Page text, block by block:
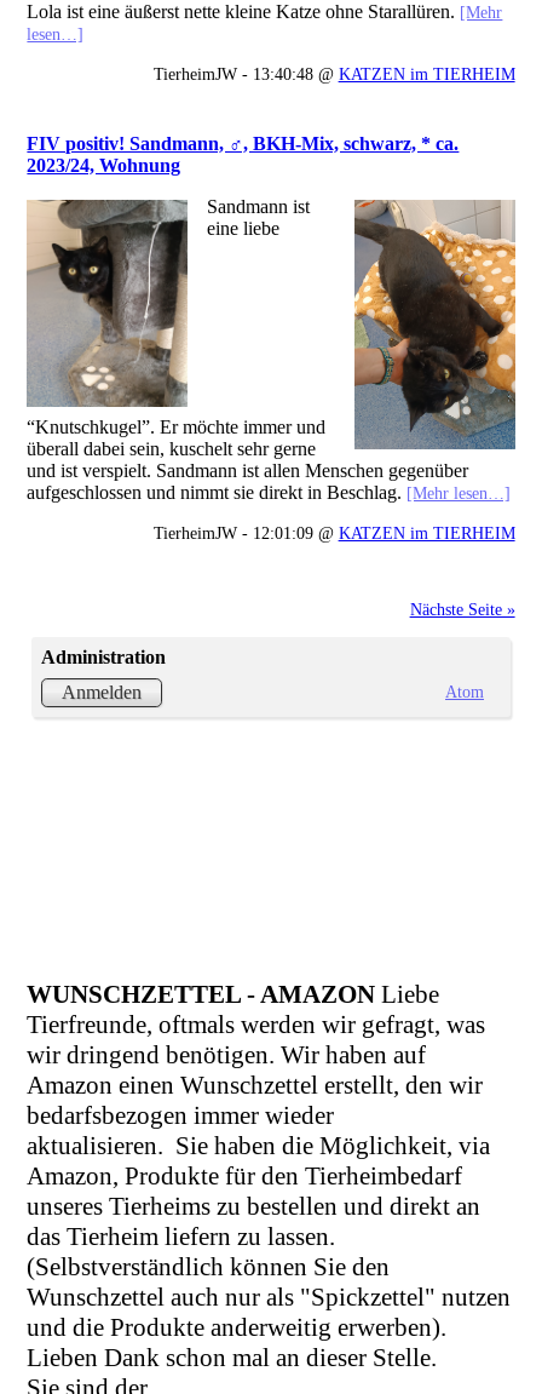
Lola ist eine äußerst nette kleine Katze ohne Starallüren. [Mehr
lesen…]
TierheimJW - 13:40:48 @ KATZEN im TIERHEIM
FIV positiv! Sandmann, ♂, BKH-Mix, schwarz, * ca.
2023/24, Wohnung
Sandmann ist
eine liebe
“Knutschkugel”. Er möchte immer und
überall dabei sein, kuschelt sehr gerne
und ist verspielt. Sandmann ist allen Menschen gegenüber
aufgeschlossen und nimmt sie direkt in Beschlag. [Mehr lesen…]
TierheimJW - 12:01:09 @ KATZEN im TIERHEIM
Nächste Seite »
Administration
Anmelden
Atom
WUNSCHZETTEL - AMAZONLiebe
Tierfreunde, oftmals werden wir gefragt, was
wir dringend benötigen. Wir haben auf
Amazon einen Wunschzettel erstellt, den wir
bedarfsbezogen immer wieder
aktualisieren. Sie haben die Möglichkeit, via
Amazon, Produkte für den Tierheimbedarf
unseres Tierheims zu bestellen und direkt an
das Tierheim liefern zu lassen.
(Selbstverständlich können Sie den
Wunschzettel auch nur als "Spickzettel" nutzen
und die Produkte anderweitig erwerben).
Lieben Dank schon mal an dieser Stelle.